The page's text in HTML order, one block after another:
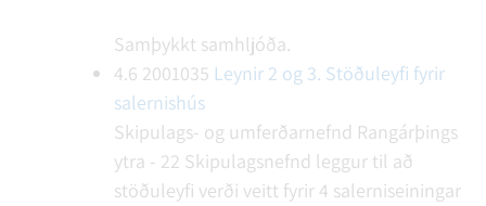
Samþykkt samhljóða.
4.6 2001035 Leynir 2 og 3. Stöðuleyfi fyrir
salernishús
Skipulags- og umferðarnefnd Rangárþings
ytra - 22 Skipulagsnefnd leggur til að
stöðuleyfi verði veitt fyrir 4 salerniseiningar